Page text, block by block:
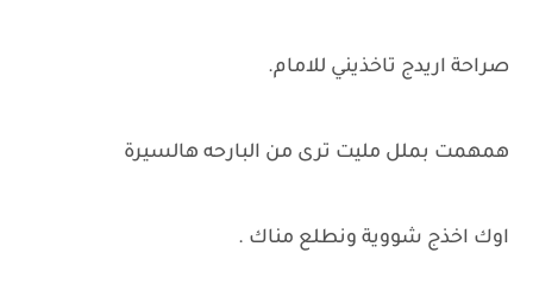
صراحة اريدج تاخذيني للامام.
همهمت بملل مليت ترى من البارحه هالسيرة
اوك اخذج شووية ونطلع مناك .